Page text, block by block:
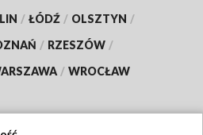
/ ŁÓDŹ / OLSZTYN /
/ RZESZÓW /
/ WROCŁAW